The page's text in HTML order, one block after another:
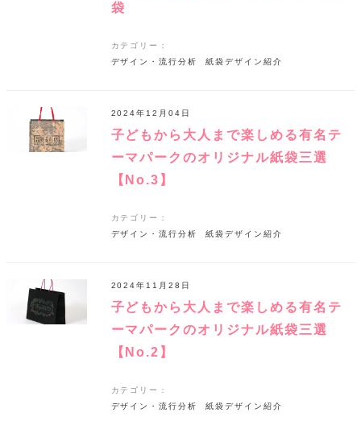
袋
カテゴリー：
デザイン・流行分析
紙袋デザイン紹介
子どもから大人まで楽しめる有名テ
ーマパークのオリジナル紙袋三選
【No.3】
2024年12月04日
カテゴリー：
デザイン・流行分析
紙袋デザイン紹介
子どもから大人まで楽しめる有名テ
ーマパークのオリジナル紙袋三選
【No.2】
2024年11月28日
カテゴリー：
デザイン・流行分析
紙袋デザイン紹介